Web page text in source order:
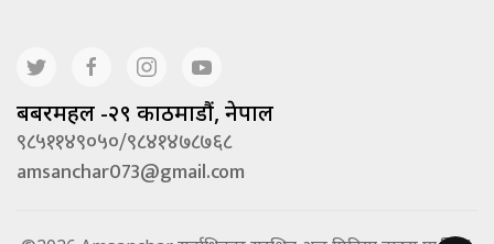
बबरमहल -२९ काठमाडौं, नेपाल
९८५११४९०५०/९८४१४७८७६८
amsanchar073@gmail.com